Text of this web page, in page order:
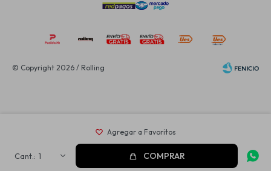
1 COMPRAR
© Copyright 2026 / Rolling
Fenicio